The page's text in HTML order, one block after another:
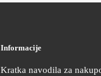
Informacije
Kratka navodila za